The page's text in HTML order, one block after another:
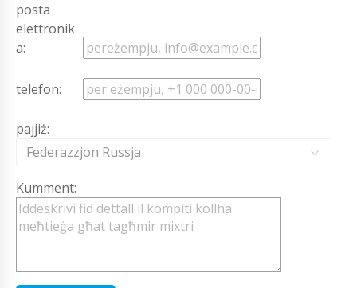
posta
elettronik
a:
telefon:
pajjiż:
Federazzjon Russja
Kumment: